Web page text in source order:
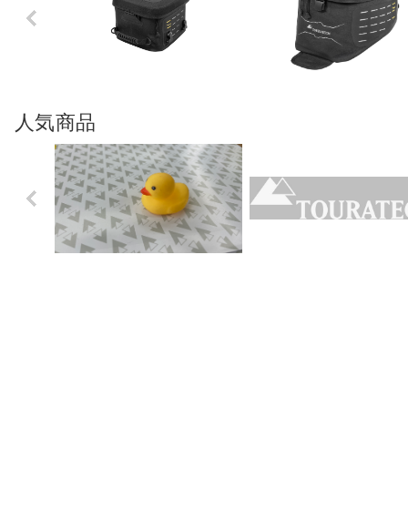
Previo
us
人気商品
Previo
us